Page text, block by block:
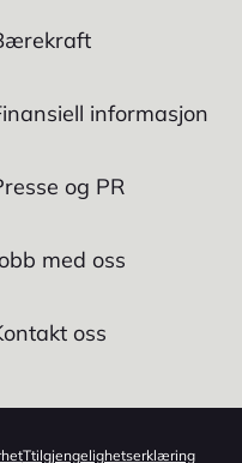
informasjon
og PR
med oss
oss
Ttilgjengelighetserklæring